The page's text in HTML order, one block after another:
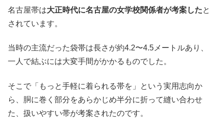
名古屋帯は大正時代に名古屋の女学校関係者が考案したと
されています。
当時の主流だった袋帯は長さが約4.2〜4.5メートルあり、
一人で結ぶには大変手間がかかるものでした。
そこで「もっと手軽に着られる帯を」という実用志向か
ら、胴に巻く部分をあらかじめ半分に折って縫い合わせ
た、扱いやすい帯が考案されたのです。